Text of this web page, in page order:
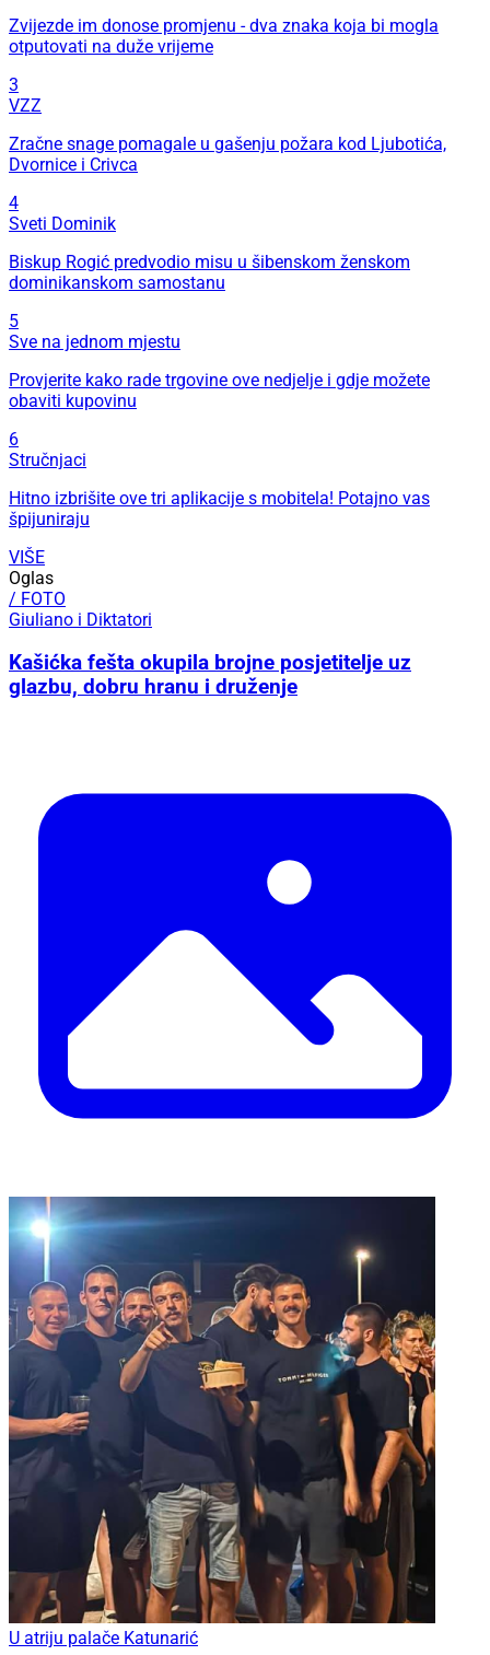
Zvijezde im donose promjenu - dva znaka koja bi mogla
otputovati na duže vrijeme
3
VZZ
Zračne snage pomagale u gašenju požara kod Ljubotića,
Dvornice i Crivca
4
Sveti Dominik
Biskup Rogić predvodio misu u šibenskom ženskom
dominikanskom samostanu
5
Sve na jednom mjestu
Provjerite kako rade trgovine ove nedjelje i gdje možete
obaviti kupovinu
6
Stručnjaci
Hitno izbrišite ove tri aplikacije s mobitela! Potajno vas
špijuniraju
VIŠE
Oglas
/ FOTO
Giuliano i Diktatori
Kašićka fešta okupila brojne posjetitelje uz
glazbu, dobru hranu i druženje
U atriju palače Katunarić